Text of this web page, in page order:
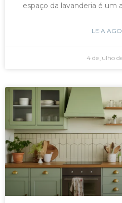
espaço da lavanderia é
LEIA
4 de julho